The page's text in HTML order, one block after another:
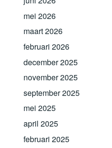
mei 2026
maart 2026
februari 2026
december 2025
november 2025
september 2025
mei 2025
april 2025
februari 2025